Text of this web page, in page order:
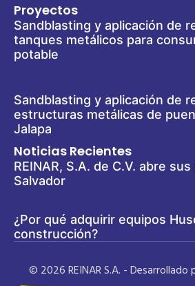
Proyectos
Sandblasting y aplicación de
tanques metálicos para
potable
Sandblasting y aplicación de
estructuras metálicas de
Jalapa
Noticias Recientes
REINAR, S.A. de C.V. abre
Salvador
¿Por qué adquirir equipos
construcción?
© 2026 REINAR S.A. - Desarrollado